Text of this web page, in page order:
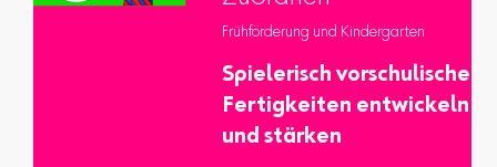
Frühförderung und Kindergarten
Spielerisch vorschulische
Fertigkeiten entwickeln
und stärken